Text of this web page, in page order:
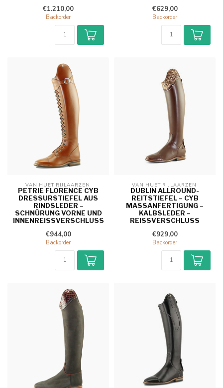
€1.210,00
Backorder
€629,00
Backorder
VAN HUET RIJLAARZEN
PETRIE FLORENCE CYB
DRESSURSTIEFEL AUS
RINDSLEDER –
SCHNÜRUNG VORNE UND
INNENREISSVERSCHLUSS
€944,00
Backorder
VAN HUET RIJLAARZEN
DUBLIN ALLROUND-
REITSTIEFEL – CYB
MASSANFERTIGUNG – K
ALBSLEDER – R
EISSVERSCHLUSS
€929,00
Backorder